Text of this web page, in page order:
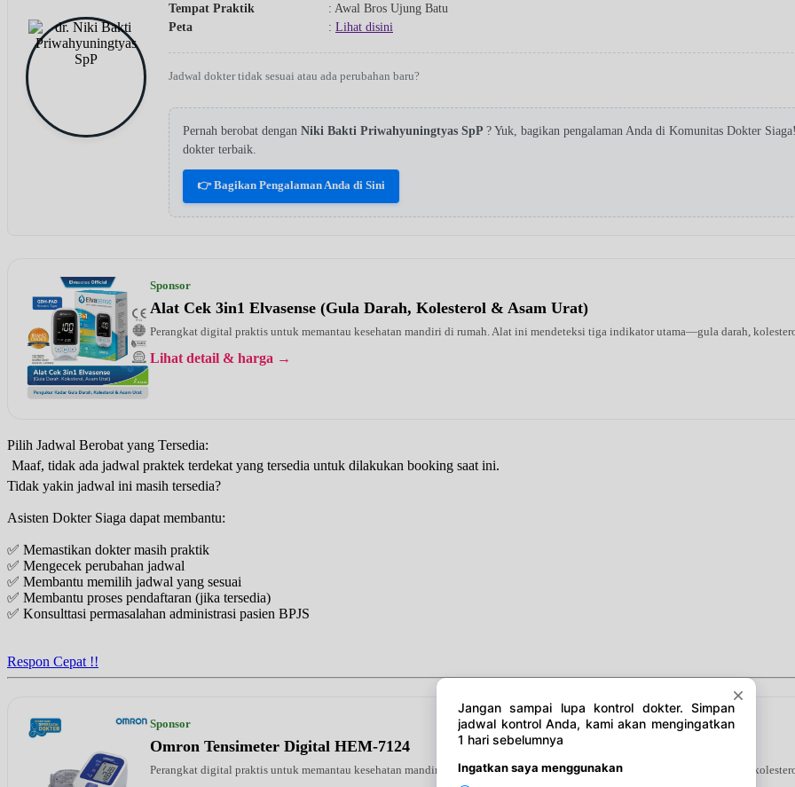
Tempat Praktik
: Awal Bros Ujung Batu
Peta
: Lihat disini
Jadwal dokter tidak sesuai atau ada perubahan baru?
Pernah berobat dengan Niki Bakti Priwahyuningtyas SpP ? Yuk, bagikan pengalaman Anda di Komunitas Dokter
dokter terbaik.
👉 Bagikan Pengalaman Anda di Sini
Sponsor
Alat Cek 3in1 Elvasense (Gula Darah, Kolesterol & Asam Urat)
Perangkat digital praktis untuk memantau kesehatan mandiri di rumah. Alat ini mendeteksi tiga indikator utama—gula darah,
Lihat detail & harga →
Pilih Jadwal Berobat yang Tersedia:
Maaf, tidak ada jadwal praktek terdekat yang tersedia untuk dilakukan booking saat ini.
Tidak yakin jadwal ini masih tersedia?
Asisten Dokter Siaga dapat membantu:
✅ Memastikan dokter masih praktik
✅ Mengecek perubahan jadwal
✅ Membantu memilih jadwal yang sesuai
✅ Membantu proses pendaftaran (jika tersedia)
✅ Konsulttasi permasalahan administrasi pasien BPJS
Respon Cepat !!
Sponsor
Omron Tensimeter Digital HEM-7124
Perangkat digital praktis untuk memantau kesehatan mandiri di rumah. Alat ini mendeteksi tiga indikator utama—gula darah,